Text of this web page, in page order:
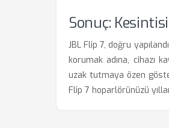
Sonuç:
JBL Flip 7, doğru
korumak adına, cihazı
uzak tutmaya özen
Flip 7 hoparlörünüzü